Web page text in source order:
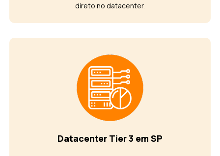
direto no datacenter.
Datacenter Tier 3 em SP